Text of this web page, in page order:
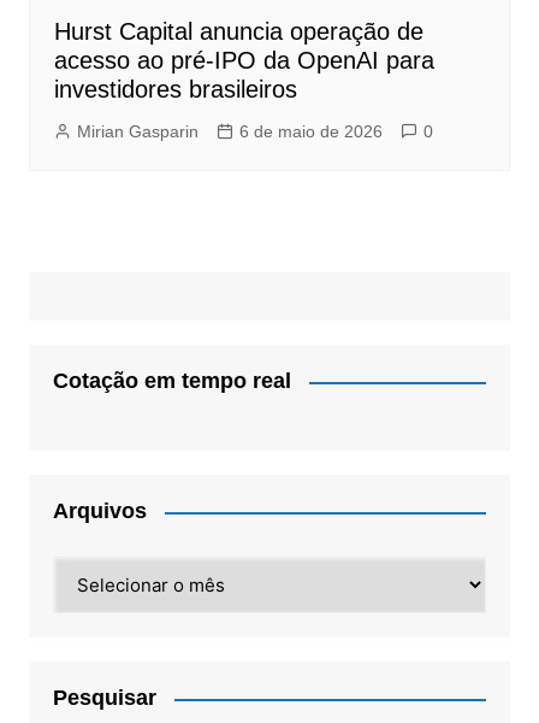
Hurst Capital anuncia operação de
acesso ao pré-IPO da OpenAI para
investidores brasileiros
Mirian Gasparin 6 de maio de 2026 0
Cotação em tempo real
Arquivos
Pesquisar